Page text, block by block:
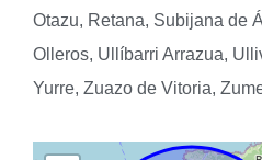
Otazu, Retana, Subijana de
Olleros, Ullíbarri Arrazua,
Yurre, Zuazo de Vitoria,